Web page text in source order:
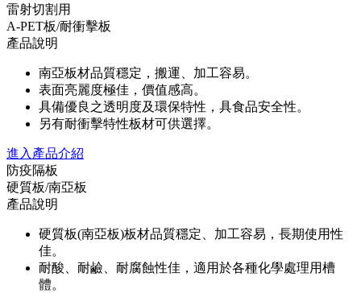
雷射切割用
A-PET板/耐衝擊板
產品說明
南亞板材品質穩定，搬運、加工容易。
表面亮麗度極佳，價值感高。
具備優良之透明度及環保特性，具食品安全性。
另有耐衝擊特性板材可供選擇。
進入產品介紹
防疫隔板
硬質板/南亞板
產品說明
硬質板(南亞板)板材品質穩定、加工容易，長期使用性
佳。
耐酸、耐鹼、耐腐蝕性佳，適用於各種化學處理用槽
體。